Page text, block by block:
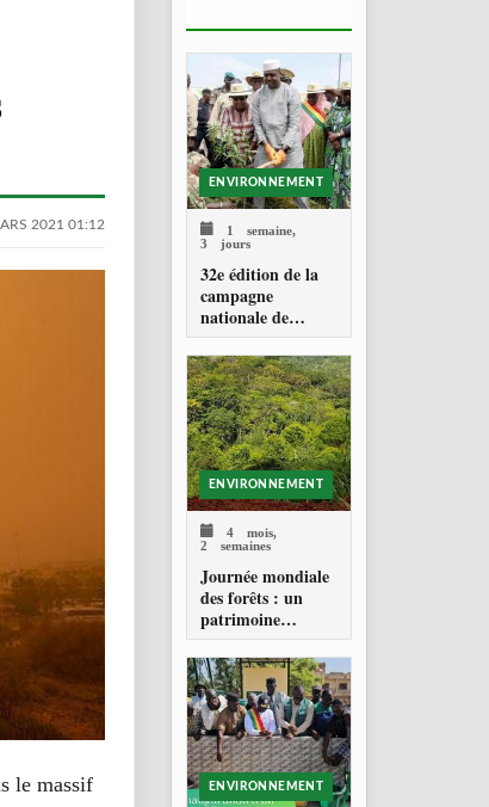
2021 01:12
le massif
ENVIRONNEMENT
1 semaine,
3 jours
32e édition de la
campagne
nationale de
reboisement : 21
millions de plants
visés
ENVIRONNEMENT
4 mois,
2 semaines
Journée mondiale
des forêts : un
patrimoine
forestier fragilisé
ENVIRONNEMENT